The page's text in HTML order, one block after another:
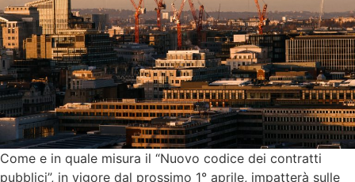
Come e in quale misura il “Nuovo codice dei contratti
pubblici”, in vigore dal prossimo 1° aprile, impatterà sulle